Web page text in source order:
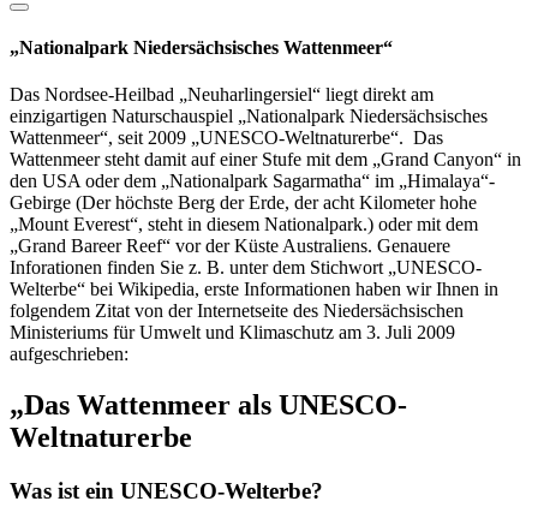
„Nationalpark Niedersächsisches Wattenmeer“
Das Nordsee-Heilbad „Neuharlingersiel“ liegt direkt am
einzigartigen Naturschauspiel „Nationalpark Niedersächsisches
Wattenmeer“, seit 2009 „UNESCO-Weltnaturerbe“. Das
Wattenmeer steht damit auf einer Stufe mit dem „Grand Canyon“ in
den USA oder dem „Nationalpark Sagarmatha“ im „Himalaya“-
Gebirge (Der höchste Berg der Erde, der acht Kilometer hohe
„Mount Everest“, steht in diesem Nationalpark.) oder mit dem
„Grand Bareer Reef“ vor der Küste Australiens. Genauere
Inforationen finden Sie z. B. unter dem Stichwort „UNESCO-
Welterbe“ bei Wikipedia, erste Informationen haben wir Ihnen in
folgendem Zitat von der Internetseite des Niedersächsischen
Ministeriums für Umwelt und Klimaschutz am 3. Juli 2009
aufgeschrieben:
„Das Wattenmeer als UNESCO-
Weltnaturerbe
Was ist ein UNESCO-Welterbe?